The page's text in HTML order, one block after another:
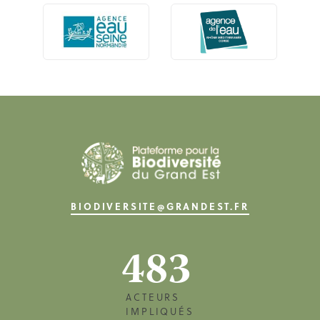
BIODIVERSITE@GRANDEST.FR
483
ACTEURS
IMPLIQUÉS